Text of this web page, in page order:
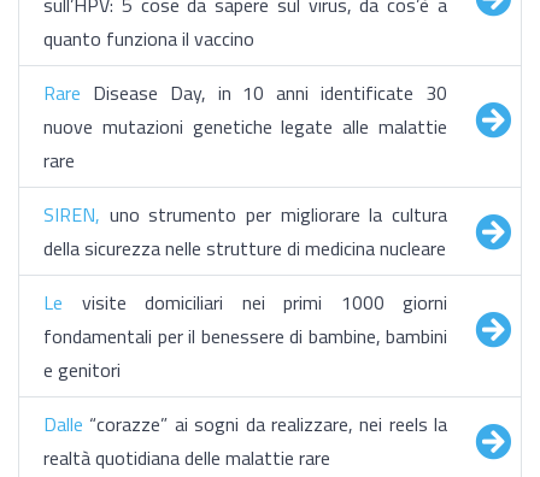
quanto funziona il vaccino
Rare Disease Day, in 10 anni identificate 30
nuove mutazioni genetiche legate alle malattie
rare
SIREN, uno strumento per migliorare la cultura
della sicurezza nelle strutture di medicina nucleare
Le visite domiciliari nei primi 1000 giorni
fondamentali per il benessere di bambine, bambini
e genitori
Dalle “corazze” ai sogni da realizzare, nei reels la
realtà quotidiana delle malattie rare